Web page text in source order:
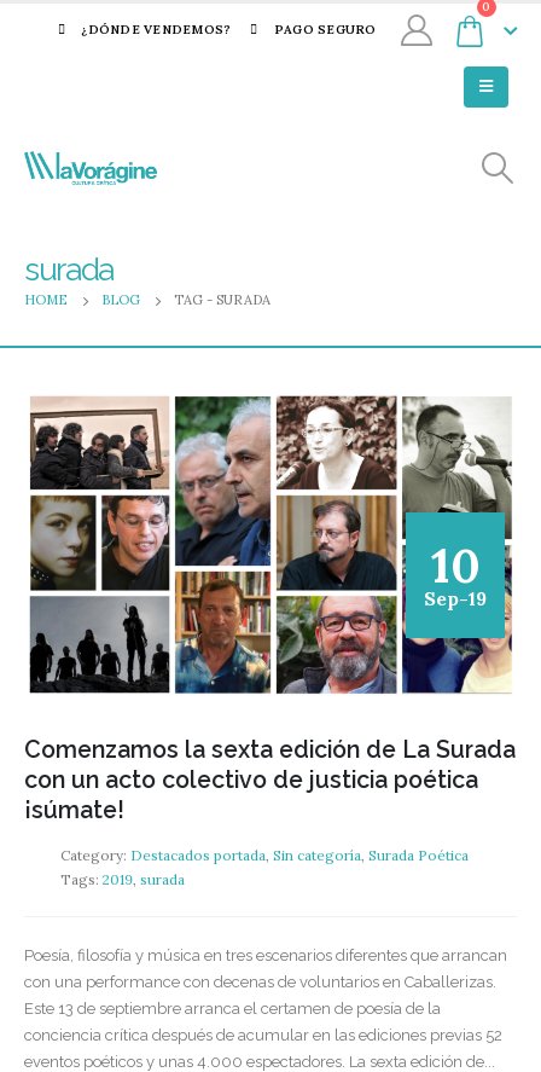
¿DÓNDE VENDEMOS? PAGO SEGURO
0
surada
HOME BLOG TAG - SURADA
10
Sep-19
Comenzamos la sexta edición de La Surada
con un acto colectivo de justicia poética
¡súmate!
Category: Destacados portada Sin categoría Surada Poética
Tags: 2019 surada
Poesía, filosofía y música en tres escenarios diferentes que arrancan
con una performance con decenas de voluntarios en Caballerizas.
Este 13 de septiembre arranca el certamen de poesía de la
conciencia crítica después de acumular en las ediciones previas 52
eventos poéticos y unas 4.000 espectadores. La sexta edición de...